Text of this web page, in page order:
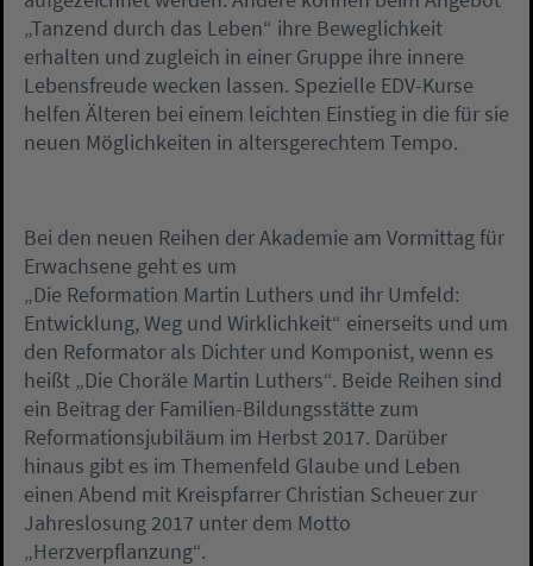
„Tanzend durch das Leben“ ihre Beweglichkeit
erhalten und zugleich in einer Gruppe ihre innere
Lebensfreude wecken lassen. Spezielle EDV-Kurse
helfen Älteren bei einem leichten Einstieg in die für sie
neuen Möglichkeiten in altersgerechtem Tempo.
Bei den neuen Reihen der Akademie am Vormittag für
Erwachsene geht es um
„Die Reformation Martin Luthers und ihr Umfeld:
Entwicklung, Weg und Wirklichkeit“ einerseits und um
den Reformator als Dichter und Komponist, wenn es
heißt „Die Choräle Martin Luthers“. Beide Reihen sind
ein Beitrag der Familien-Bildungsstätte zum
Reformationsjubiläum im Herbst 2017. Darüber
hinaus gibt es im Themenfeld Glaube und Leben
einen Abend mit Kreispfarrer Christian Scheuer zur
Jahreslosung 2017 unter dem Motto
„Herzverpflanzung“.